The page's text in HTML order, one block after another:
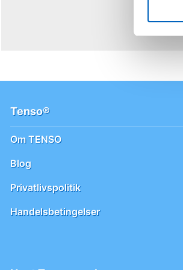
behandling
Tenso®
Om TENSO
Blog
Privatlivspolitik
Handelsbetingelser